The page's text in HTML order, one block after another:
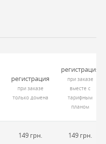
регистрация
при заказе
только домена
регистрация
при заказе
вместе с
тарифным
планом
149 грн. 149 грн.